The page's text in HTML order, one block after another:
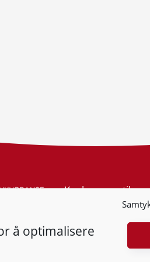
å optimalisere
Postboks 439
Org.nr: 974 761